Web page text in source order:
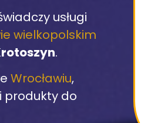
usługi
wielkopolskim
.
Wrocławiu,
produkty do